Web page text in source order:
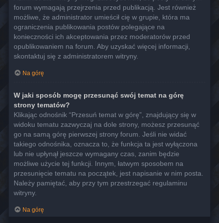
forum wymagają przejrzenia przed publikacją. Jest również
możliwe, że administrator umieścił cię w grupie, która ma
ograniczenia publikowania postów polegające na
konieczności ich akceptowania przez moderatorów przed
opublikowaniem na forum. Aby uzyskać więcej informacji,
skontaktuj się z administratorem witryny.
Na górę
W jaki sposób mogę przesunąć swój temat na górę
strony tematów?
Klikając odnośnik “Przesuń temat w górę”, znajdujący się w
widoku tematu zazwyczaj na dole strony, możesz przesunąć
go na samą górę pierwszej strony forum. Jeśli nie widać
takiego odnośnika, oznacza to, że funkcja ta jest wyłączona
lub nie upłynął jeszcze wymagany czas, zanim będzie
możliwe użycie tej funkcji. Innym, łatwym sposobem na
przesunięcie tematu na początek, jest napisanie w nim posta.
Należy pamiętać, aby przy tym przestrzegać regulaminu
witryny.
Na górę